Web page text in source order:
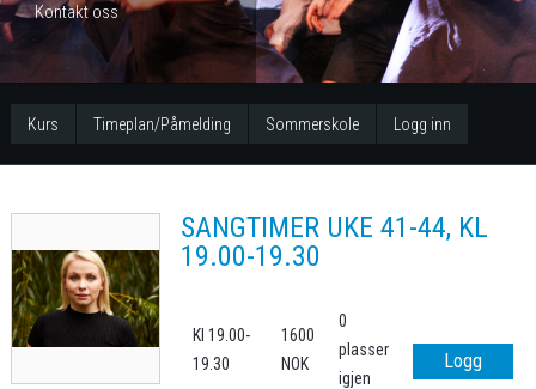
Kontakt oss
Kurs Timeplan/Påmelding Sommerskole Logg inn
SANGTIMER UKE 41-44, KL
19.00-19.30
Kl 19.00-
19.30
1600
NOK
0
plasser
igjen
Logg